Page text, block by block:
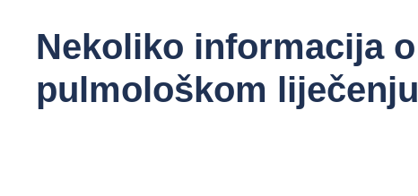
Nekoliko informacija o
pulmološkom liječenju